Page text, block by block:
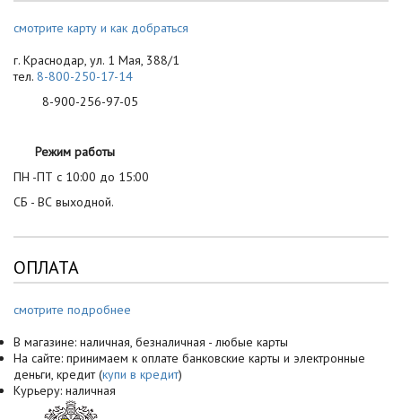
смотрите карту и как добраться
г. Краснодар, ул. 1 Мая, 388/1
тел. 8-800-250-17-14
8-900-256-97-05
Режим работы
ПН -ПТ с 10:00 до 15:00
СБ - ВС выходной.
ОПЛАТА
смотрите подробнее
В магазине: наличная, безналичная - любые карты
На сайте: принимаем к оплате банковские карты и электронные
деньги, кредит (купи в кредит)
Курьеру: наличная